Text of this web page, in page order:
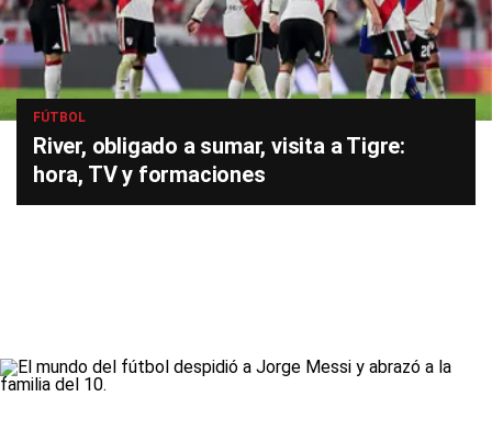
FÚTBOL
River, obligado a sumar, visita a Tigre:
hora, TV y formaciones